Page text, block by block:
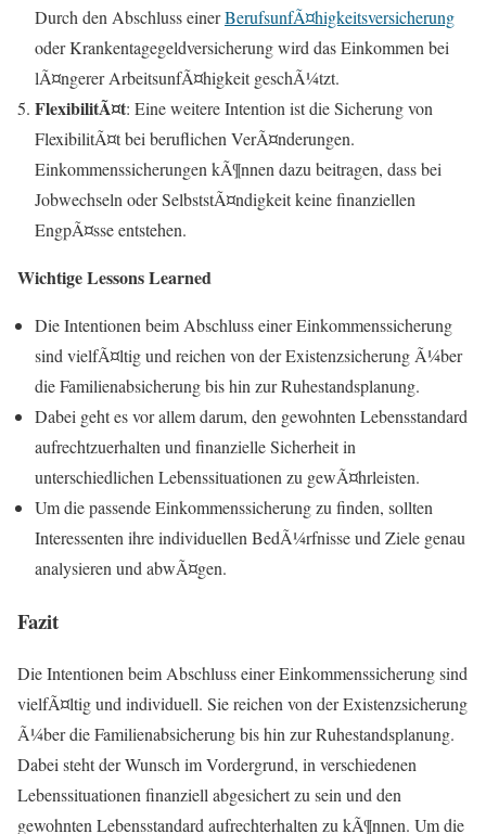
Durch den Abschluss einerBerufsunfÃ¤higkeitsversicherung
oder Krankentagegeldversicherung wird das Einkommen bei
lÃ¤ngerer ArbeitsunfÃ¤higkeit geschÃ¼tzt.
FlexibilitÃ¤t: Eine weitere Intention ist die Sicherung von
FlexibilitÃ¤t bei beruflichen VerÃ¤nderungen.
Einkommenssicherungen kÃ¶nnen dazu beitragen, dass bei
Jobwechseln oder SelbststÃ¤ndigkeit keine finanziellen
EngpÃ¤sse entstehen.
Wichtige Lessons Learned
Die Intentionen beim Abschluss einer Einkommenssicherung
sind vielfÃ¤ltig und reichen von der Existenzsicherung Ã¼ber
die Familienabsicherung bis hin zur Ruhestandsplanung.
Dabei geht es vor allem darum, den gewohnten Lebensstandard
aufrechtzuerhalten und finanzielle Sicherheit in
unterschiedlichen Lebenssituationen zu gewÃ¤hrleisten.
Um die passende Einkommenssicherung zu finden, sollten
Interessenten ihre individuellen BedÃ¼rfnisse und Ziele genau
analysieren und abwÃ¤gen.
Fazit
Die Intentionen beim Abschluss einer Einkommenssicherung sind
vielfÃ¤ltig und individuell. Sie reichen von der Existenzsicherung
Ã¼ber die Familienabsicherung bis hin zur Ruhestandsplanung.
Dabei steht der Wunsch im Vordergrund, in verschiedenen
Lebenssituationen finanziell abgesichert zu sein und den
gewohnten Lebensstandard aufrechterhalten zu kÃ¶nnen. Um die